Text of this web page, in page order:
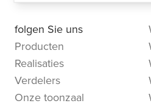
folgen Sie uns
Producten
Realisaties
Verdelers
Onze toonzaal